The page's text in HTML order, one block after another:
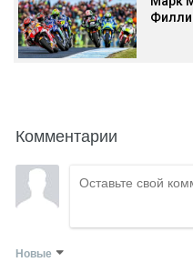
Комментарии
Новые